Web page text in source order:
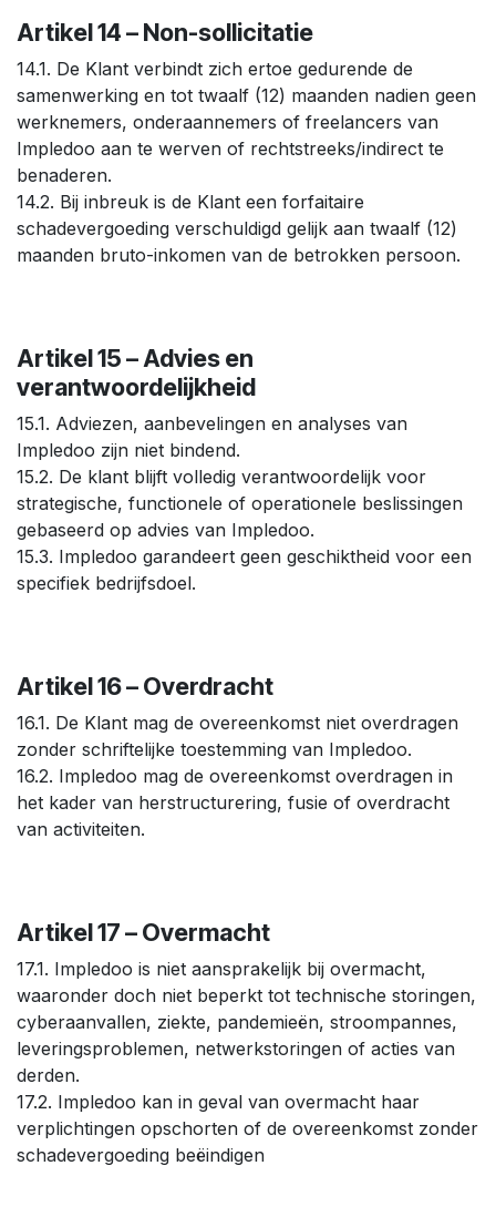
Artikel 14 – Non-sollicitatie
14.1. De Klant verbindt zich ertoe gedurende de
samenwerking en tot twaalf (12) maanden nadien geen
werknemers, onderaannemers of freelancers van
Impledoo aan te werven of rechtstreeks/indirect te
benaderen.
14.2. Bij inbreuk is de Klant een forfaitaire
schadevergoeding verschuldigd gelijk aan twaalf (12)
maanden bruto-inkomen van de betrokken persoon.
Artikel 15 – Advies en
verantwoordelijkheid
15.1. Adviezen, aanbevelingen en analyses van
Impledoo zijn niet bindend.
15.2. De klant blijft volledig verantwoordelijk voor
strategische, functionele of operationele beslissingen
gebaseerd op advies van Impledoo.
15.3. Impledoo garandeert geen geschiktheid voor een
specifiek bedrijfsdoel.
Artikel 16 – Overdracht
16.1. De Klant mag de overeenkomst niet overdragen
zonder schriftelijke toestemming van Impledoo.
16.2. Impledoo mag de overeenkomst overdragen in
het kader van herstructurering, fusie of overdracht
van activiteiten.
Artikel 17 – Overmacht
17.1. Impledoo is niet aansprakelijk bij overmacht,
waaronder doch niet beperkt tot technische storingen,
cyberaanvallen, ziekte, pandemieën, stroompannes,
leveringsproblemen, netwerkstoringen of acties van
derden.
17.2. Impledoo kan in geval van overmacht haar
verplichtingen opschorten of de overeenkomst zonder
schadevergoeding beëindigen